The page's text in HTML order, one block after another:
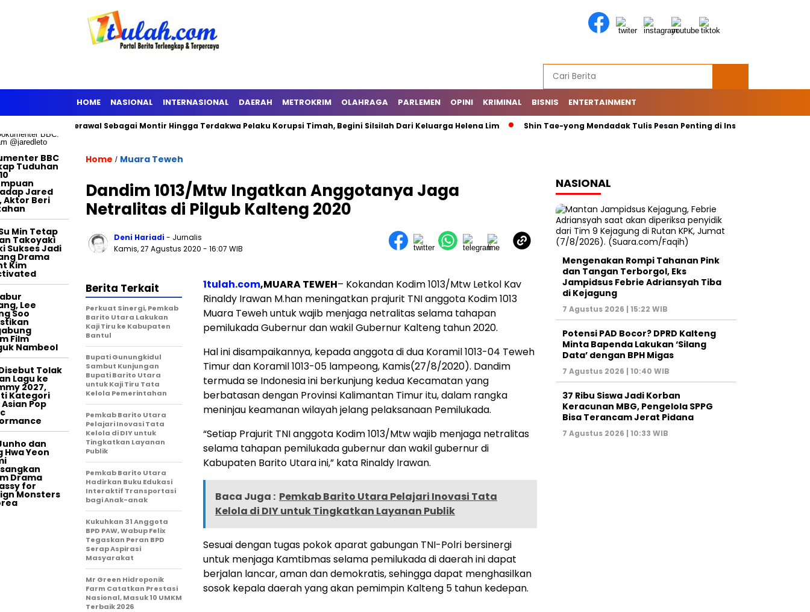
HOME NASIONAL INTERNASIONAL DAERAH METROKRIM OLAHRAGA PARLEMEN OPINI KRIMINAL BISNIS ENTERTAINMENT
Berawal Sebagai Montir Hingga Terdakwa Pelaku Korupsi Timah, Begini Silsilah Dari Keluarga Helena Lim Shin Tae-yong Mendadak Tulis Pesan Penting di Instagram: Mohon…
BBC
Tuduhan
Jared
Aktor Beri
Min Tetap
Takoyaki
Sukses Jadi
Drama
Kim
Lee
Soo
Film
Nambeol
Tolak
Lagu ke
2027,
Kategori
Pop
dan
Hwa Yeon
Drama
for
Monsters
Home / Muara Teweh
Dandim 1013/Mtw Ingatkan Anggotanya Jaga
Netralitas di Pilgub Kalteng 2020
Deni Hariadi- Jurnalis
Kamis, 27 Agustus 2020 - 16:07 WIB
1tulah.com,MUARA TEWEH– Kokandan Kodim 1013/Mtw Letkol Kav
Rinaldy Irawan M.han meningatkan prajurit TNI anggota Kodim 1013
Muara Teweh untuk wajib menjaga netralitas selama tahapan
pemilukada Gubernur dan wakil Gubernur Kalteng tahun 2020.
Hal ini disampaikannya, kepada anggota di dua Koramil 1013-04 Teweh
Timur dan Koramil 1013-05 lampeong, Kamis(27/8/2020). Dandim
termuda se Indonesia ini berkunjung kedua Kecamatan yang
berbatasan dengan Provinsi Kalimantan Timur itu, dalam rangka
meninjau keamanan wilayah jelang pelaksanaan Pemilukada.
“Setiap Prajurit TNI anggota Kodim 1013/Mtw wajib menjaga netralitas
selama tahapan pemilukada gubernur dan wakil gubernur di
Kabupaten Barito Utara ini,” kata Rinaldy Irawan.
Baca Juga : Pemkab Barito Utara Pelajari Inovasi Tata
Kelola di DIY untuk Tingkatkan Layanan Publik
Sesuai dengan tugas pokok aparat gabungan TNI-Polri bersinergi
untuk menjaga Kamtibmas selama pemilukada di daerah ini dapat
berjalan lancar, aman dan demokratis, sehingga dapat menghasilkan
sosok kepala daerah yang akan pemimpin Kalteng 5 tahun kedepan.
Berita Terkait
Perkuat Sinergi, Pemkab
Barito Utara Lakukan
Kaji Tiru ke Kabupaten
Bantul
Bupati Gunungkidul
Sambut Kunjungan
Bupati Barito Utara
untuk Kaji Tiru Tata
Kelola Pemerintahan
Pemkab Barito Utara
Pelajari Inovasi Tata
Kelola di DIY untuk
Tingkatkan Layanan
Publik
Pemkab Barito Utara
Hadirkan Buku Edukasi
Interaktif Transportasi
bagi Anak-anak
Kukuhkan 31 Anggota
BPD PAW, Wabup Felix
Tegaskan Peran BPD
Serap Aspirasi
Masyarakat
Mr Green Hidroponik
Farm Catatkan Prestasi
Nasional, Masuk 10 UMKM
Terbaik 2026
NASIONAL
Mengenakan Rompi Tahanan Pink
dan Tangan Terborgol, Eks
Jampidsus Febrie Adriansyah Tiba
di Kejagung
7 Agustus 2026 | 15:22 WIB
Potensi PAD Bocor? DPRD Kalteng
Minta Bapenda Lakukan ‘Silang
Data’ dengan BPH Migas
7 Agustus 2026 | 10:40 WIB
37 Ribu Siswa Jadi Korban
Keracunan MBG, Pengelola SPPG
Bisa Terancam Jerat Pidana
7 Agustus 2026 | 10:33 WIB